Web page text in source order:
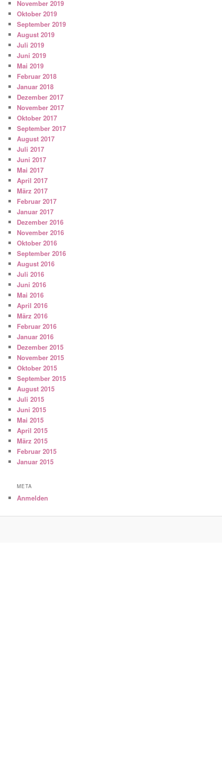
November 2019
Oktober 2019
September 2019
August 2019
Juli 2019
Juni 2019
Mai 2019
Februar 2018
Januar 2018
Dezember 2017
November 2017
Oktober 2017
September 2017
August 2017
Juli 2017
Juni 2017
Mai 2017
April 2017
März 2017
Februar 2017
Januar 2017
Dezember 2016
November 2016
Oktober 2016
September 2016
August 2016
Juli 2016
Juni 2016
Mai 2016
April 2016
März 2016
Februar 2016
Januar 2016
Dezember 2015
November 2015
Oktober 2015
September 2015
August 2015
Juli 2015
Juni 2015
Mai 2015
April 2015
März 2015
Februar 2015
Januar 2015
META
Anmelden